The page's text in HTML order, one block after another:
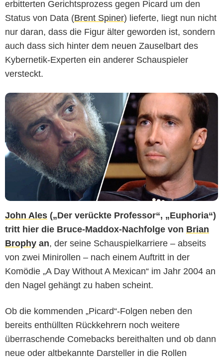
erbitterten Gerichtsprozess gegen Picard um den
Status von Data (Brent Spiner) lieferte, liegt nun nicht
nur daran, dass die Figur älter geworden ist, sondern
auch dass sich hinter dem neuen Zauselbart des
Kybernetik-Experten ein anderer Schauspieler
versteckt.
John Ales („Der verückte Professor“, „Euphoria“)
tritt hier die Bruce-Maddox-Nachfolge von Brian
Brophy an, der seine Schauspielkarriere – abseits
von zwei Minirollen – nach einem Auftritt in der
Komödie „A Day Without A Mexican“ im Jahr 2004 an
den Nagel gehängt zu haben scheint.
Ob die kommenden „Picard“-Folgen neben den
bereits enthüllten Rückkehrern noch weitere
überraschende Comebacks bereithalten und ob dann
neue oder altbekannte Darsteller in die Rollen